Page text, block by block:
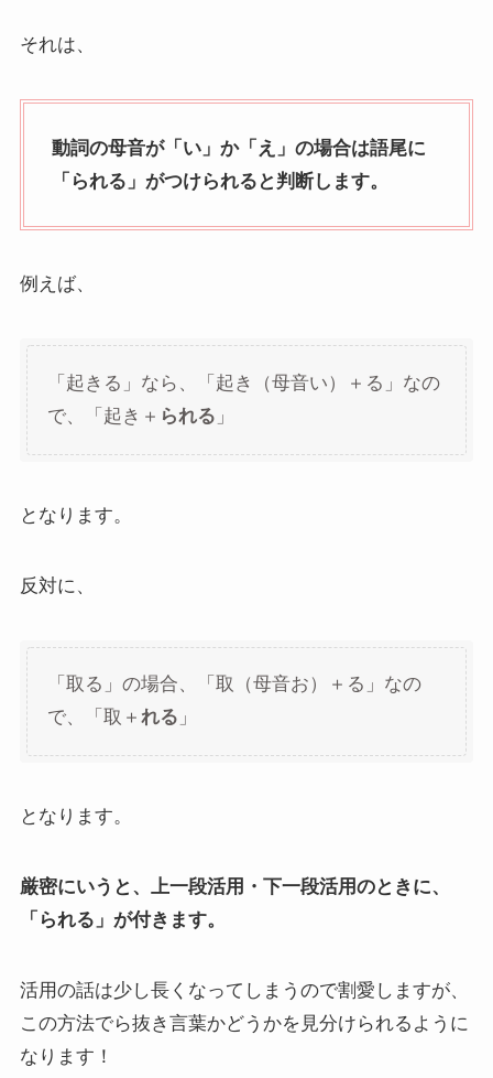
それは、
動詞の母音が「い」か「え」の場合は語尾に
「られる」がつけられると判断します。
例えば、
「起きる」なら、「起き（母音い）＋る」なの
で、「起き＋ られる 」
となります。
反対に、
「取る」の場合、「取（母音お）＋る」なの
で、「取＋れる 」
となります。
厳密にいうと、上一段活用・下一段活用のときに、
「られる」が付きます。
活用の話は少し長くなってしまうので割愛しますが、
この方法でら抜き言葉かどうかを見分けられるように
なります！